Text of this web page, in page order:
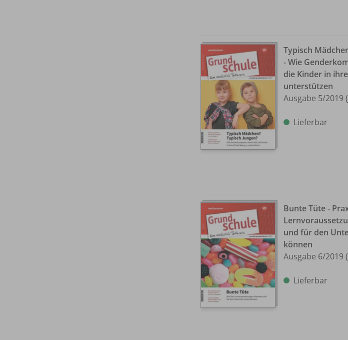
Typisch
- Wie
die Kinder in
unterstützen
Ausgabe 5/2019
Lieferbar
Bunte Tüte -
und für den
können
Ausgabe 6/2019
Lieferbar